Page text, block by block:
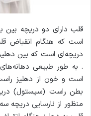
قلب دارای دو دریچه بین
است که هنگام انقباض
دریچه‌ای است که بین
. به طور طبیعی دهانه‌های
است و خون از دهلیز
بطن راست (سیستول)
منظور از نارسایی دریچه